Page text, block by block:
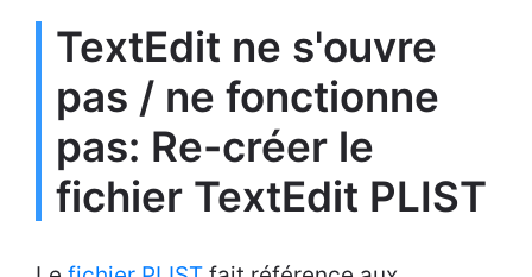
TextEdit ne s'ouvre
pas / ne fonctionne
pas: Re-créer le
fichier TextEdit PLIST